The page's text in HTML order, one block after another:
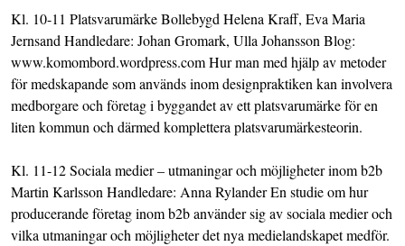
Kl. 10-11 Platsvarumärke Bollebygd Helena Kraff, Eva Maria
Jernsand Handledare: Johan Gromark, Ulla Johansson Blog:
www.komombord.wordpress.com Hur man med hjälp av metoder
för medskapande som används inom designpraktiken kan involvera
medborgare och företag i byggandet av ett platsvarumärke för en
liten kommun och därmed komplettera platsvarumärkesteorin.
Kl. 11-12 Sociala medier – utmaningar och möjligheter inom b2b
Martin Karlsson Handledare: Anna Rylander En studie om hur
producerande företag inom b2b använder sig av sociala medier och
vilka utmaningar och möjligheter det nya medielandskapet medför.